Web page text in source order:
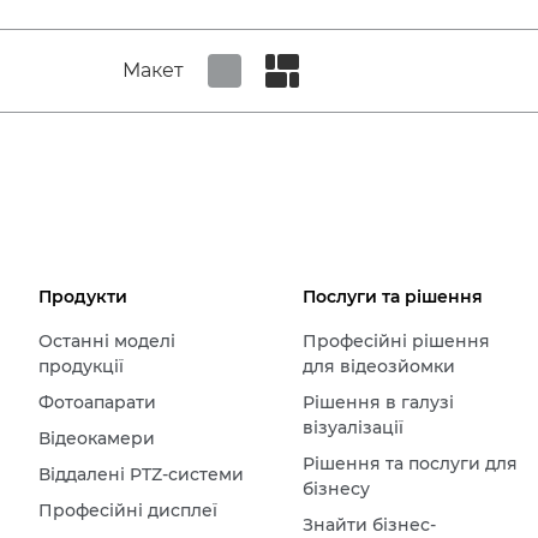
Макет
Продукти
Останні моделі
продукції
Фотоапарати
Відеокамери
Віддалені PTZ-системи
Професійні дисплеї
Послуги та рішення
Професійні рішення
для відеозйомки
Рішення в галузі
візуалізації
Рішення та послуги для
бізнесу
Знайти бізнес-